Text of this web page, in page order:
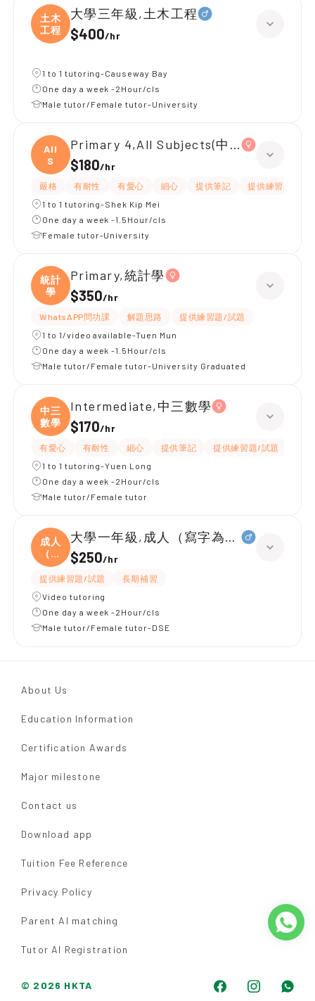
土木
工程
大學三年級,土木工程
$400/hr
1 to 1 tutoring-Causeway Bay
One day a week -2Hour/cls
Male tutor/Female tutor-University
All
S
Primary 4,All Subjects(中英數)
$180/hr
嚴格 有耐性 有愛心 細心 提供筆記
提供練習題/試題
1 to 1 tutoring-Shek Kip Mei
One day a week -1.5Hour/cls
Female tutor-University
統計
學
Primary,統計學
$350/hr
WhatsAPP問功課 解題思路
提供練習題/試題
1 to 1/video available-Tuen Mun
One day a week -1.5Hour/cls
Male tutor/Female tutor-University Graduated
中三
數學
Intermediate,中三數學
$170/hr
有愛心 有耐性 細心 提供筆記 提供練習題/試題
1 to 1 tutoring-Yuen Long
One day a week -2Hour/cls
Male tutor/Female tutor
成人
（寫
字
大學一年級,成人（寫字為主）
$250/hr
提供練習題/試題
長期補習
Video tutoring
One day a week -2Hour/cls
Male tutor/Female tutor-DSE
About Us
Education Information
Certification Awards
Major milestone
Contact us
Download app
Tuition Fee Reference
Privacy Policy
Parent AI matching
Tutor AI Registration
© 2026 HKTA